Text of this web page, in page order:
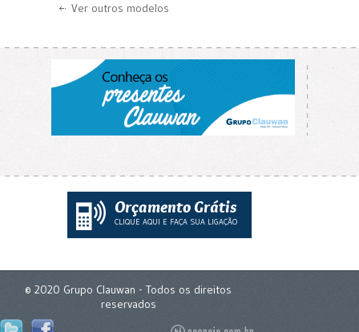
Ver outros modelos
Orçamento Grátis
CLIQUE AQUI E FAÇA SUA LIGAÇÃO
© 2020 Grupo Clauwan - Todos os direitos
reservados